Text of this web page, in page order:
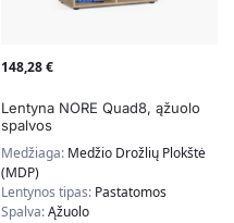
148,28€
Lentyna NORE Quad8, ąžuolo
spalvos
Medžiaga: Medžio Drožlių Plokštė
(MDP)
Lentynos tipas: Pastatomos
Spalva:Ąžuolo